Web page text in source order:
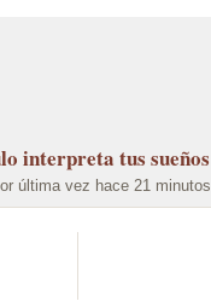
interpreta tus sueños
última vez hace 21 minutos